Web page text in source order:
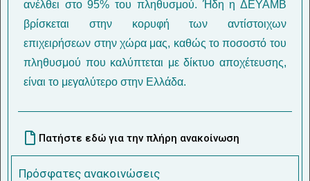
ανέλθει στο 95% του πληθυσμού. Ήδη η ΔΕΥΑΜΒ
βρίσκεται στην κορυφή των αντίστοιχων
επιχειρήσεων στην χώρα μας, καθώς το ποσοστό του
πληθυσμού που καλύπτεται με δίκτυο αποχέτευσης,
είναι το μεγαλύτερο στην Ελλάδα.
Πατήστε εδώ για την πλήρη ανακοίνωση
Πρόσφατες ανακοινώσεις